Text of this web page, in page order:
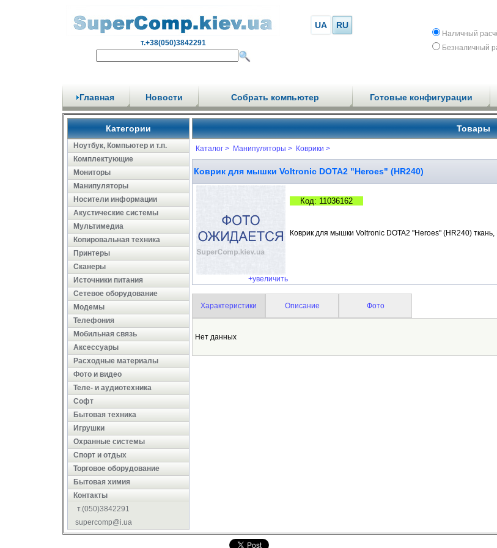
т.+38(050)3842291
UA RU
Наличный
Безналичный
Главная Новости Собрать компьютер Готовые конфигурации
Категории
Ноутбук, Компьютер и т.п.
Комплектующие
Мониторы
Манипуляторы
Носители информации
Акустические системы
Мультимедиа
Копировальная техника
Принтеры
Сканеры
Источники питания
Сетевое оборудование
Модемы
Телефония
Мобильная связь
Аксессуары
Расходные материалы
Фото и видео
Теле- и аудиотехника
Софт
Бытовая техника
Игрушки
Охранные системы
Cпорт и отдых
Торговое оборудование
Бытовая химия
Контакты
т.(050)3842291
supercomp@i.ua
Товары
Каталог > Манипуляторы > Коврики >
Коврик для мышки Voltronic DOTA2 "Heroes" (HR240)
+увеличить
Код: 11036162
Коврик для мышки Voltronic DOTA2 "Heroes" (HR240)
Характеристики Описание Фото
Нет данных